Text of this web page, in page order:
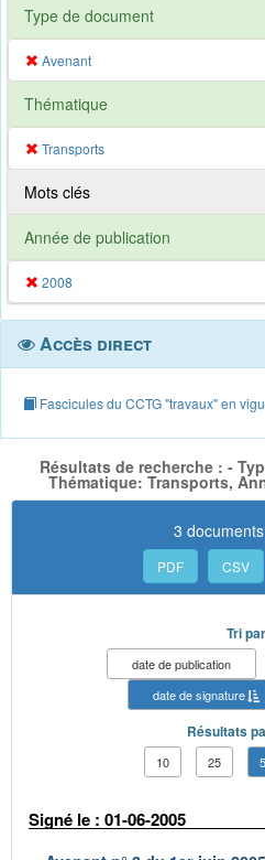
Type de document
Avenant
Thématique
Transports
Mots clés
Année de publication
2008
Accès direct
Fascicules du CCTG "travaux" en
Résultats de recherche : -
Thématique: Transports,
3
PDF CSV
Tri par
date de publication
date de signature
Résultats
10 25
Signé le : 01-06-2005